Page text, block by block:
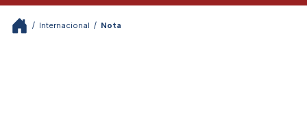
/ Internacional / Nota